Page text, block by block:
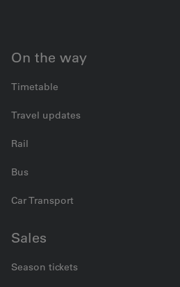
On the way
Timetable
Travel updates
Rail
Bus
Car Transport
Sales
Season tickets